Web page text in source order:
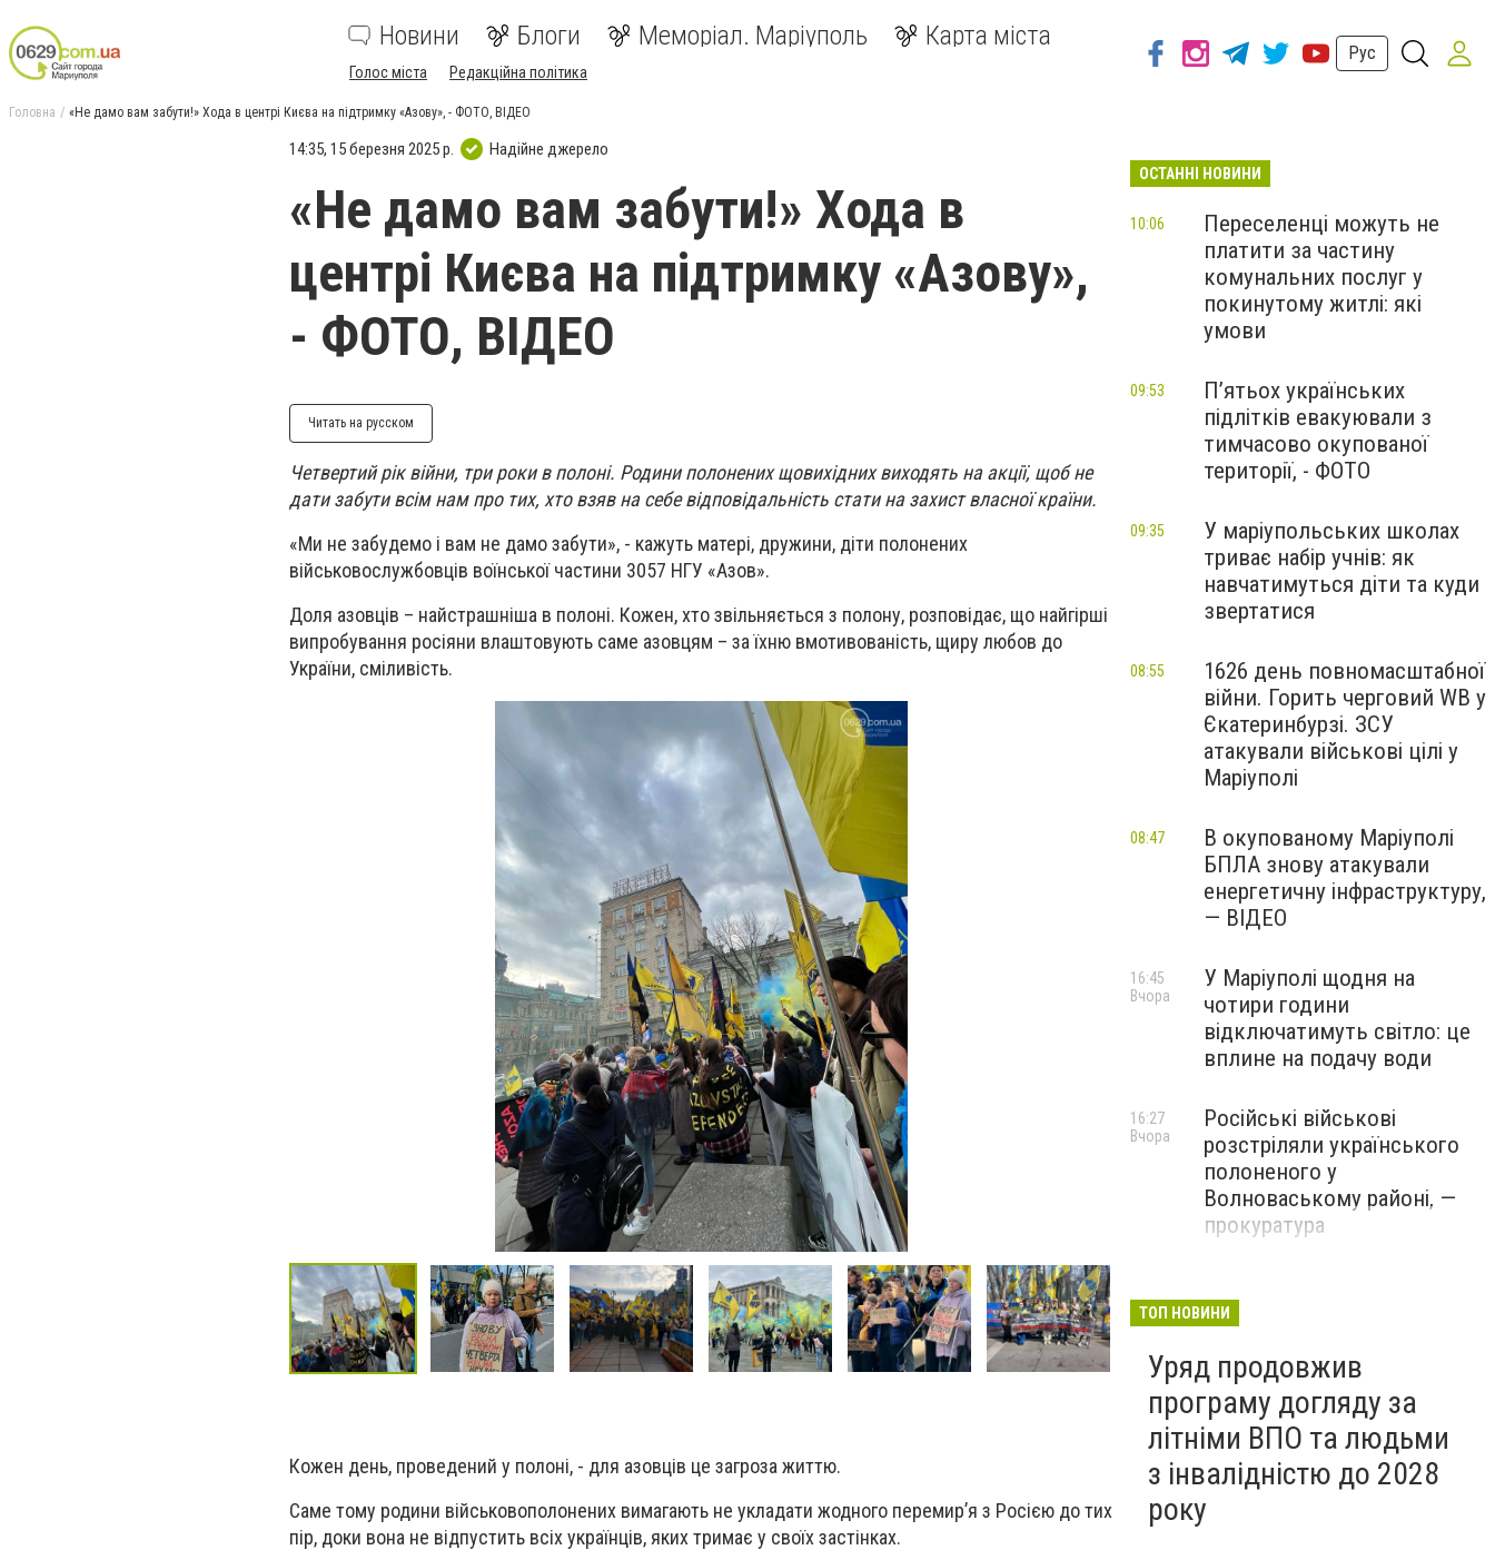
Новини Блоги Меморіал. Маріуполь Карта міста
Голос міста Редакційна політика
Рус
Головна «Не дамо вам забути!» Хода в центрі Києва на підтримку «Азову», - ФОТО, ВІДЕО
14:35, 15 березня 2025 р. Надійне джерело
«Не дамо вам забути!» Хода в
центрі Києва на підтримку «Азову»,
- ФОТО, ВІДЕО
Читать на русском
Четвертий рік війни, три роки в полоні. Родини полонених щовихідних виходять на акції, щоб не
дати забути всім нам про тих, хто взяв на себе відповідальність стати на захист власної країни.
«Ми не забудемо і вам не дамо забути», - кажуть матері, дружини, діти полонених
військовослужбовців воїнської частини 3057 НГУ «Азов».
Доля азовців – найстрашніша в полоні. Кожен, хто звільняється з полону, розповідає, що найгірші
випробування росіяни влаштовують саме азовцям – за їхню вмотивованість, щиру любов до
України, сміливість.
Кожен день, проведений у полоні, - для азовців це загроза життю.
Саме тому родини військовополонених вимагають не укладати жодного перемир’я з Росією до тих
пір, доки вона не відпустить всіх українців, яких тримає у своїх застінках.
ОСТАННІ НОВИНИ
Переселенці можуть не
платити за частину
комунальних послуг у
покинутому житлі: які
умови
10:06
П’ятьох українських
підлітків евакуювали з
тимчасово окупованої
території, - ФОТО
09:53
У маріупольських школах
триває набір учнів: як
навчатимуться діти та куди
звертатися
09:35
1626 день повномасштабної
війни. Горить черговий WB у
Єкатеринбурзі. ЗСУ
атакували військові цілі у
Маріуполі
08:55
В окупованому Маріуполі
БПЛА знову атакували
енергетичну інфраструктуру,
— ВІДЕО
08:47
У Маріуполі щодня на
чотири години
відключатимуть світло: це
вплине на подачу води
16:45
Вчора
Російські військові
розстріляли українського
полоненого у
Волноваському районі, —
прокуратура
16:27
Вчора
адміністрація оскаржує
судами право власності на
житло
Вчора
ТОП НОВИНИ
Уряд продовжив
програму догляду за
літніми ВПО та людьми
з інвалідністю до 2028
року